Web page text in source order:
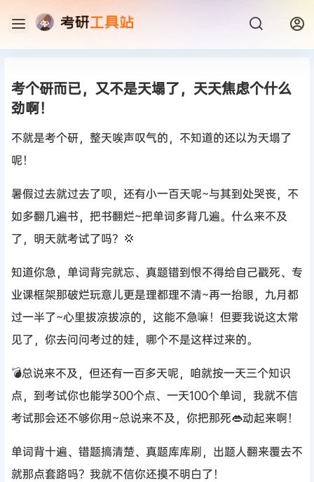
考个研而已，又不是天塌了，天天焦虑个什么
劲啊！
不就是考个研，整天唉声叹气的，不知道的还以为天塌了
呢！
暑假过去就过去了呗，还有小一百天呢~与其到处哭丧，不
如多翻几遍书，把书翻烂~把单词多背几遍。什么来不及
了，明天就考试了吗？💢
知道你急，单词背完就忘、真题错到恨不得给自己戳死、专
业课框架那破烂玩意儿更是理都理不清~再一抬眼，九月都
过一半了~心里拔凉拔凉的，这能不急嘛！但要我说这太常
见了，你去问问考过的娃，哪个不是这样过来的。
💣总说来不及，但还有一百多天呢，咱就按一天三个知识
点，到考试你也能学300个点、一天100个单词，我就不信
考试那会还不够你用~总说来不及，你把那死👄动起来啊！
单词背十遍、错题搞清楚、真题库库刷，出题人翻来覆去不
就那点套路吗？我就不信你还摸不明白了！